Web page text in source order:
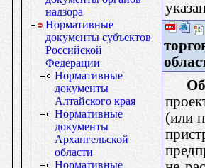
надзора
Нормативные
документы субъектов
Российской
Федерации
Нормативные
документы
Алтайского края
Нормативные
документы
Архангельской
области
Нормативные
(или